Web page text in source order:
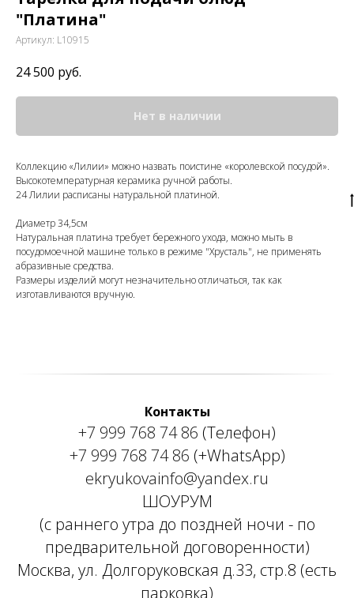
"Платина"
Артикул: L10915
24 500 руб.
Нет в наличии
Коллекцию «Лилии» можно назвать поистине «королевской посудой».
Высокотемпературная керамика ручной работы.
24 Лилии расписаны натуральной платиной.
Диаметр 34,5см
Натуральная платина требует бережного ухода, можно мыть в
посудомоечной машине только в режиме "Хрусталь", не применять
абразивные средства.
Размеры изделий могут незначительно отличаться, так как
изготавливаются вручную.
Контакты
+7 999 768 74 86 (Телефон)
+7 999 768 74 86 (+WhatsApp)
ekryukovainfo@yandex.ru
ШОУРУМ
(с раннего утра до поздней ночи - по
предварительной договоренности)
Москва, ул. Долгоруковская д.33, стр.8 (есть
парковка)